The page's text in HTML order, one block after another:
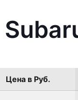
Цена в Руб.